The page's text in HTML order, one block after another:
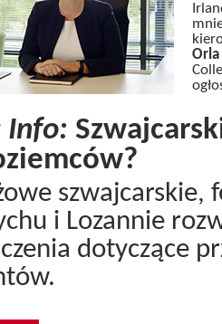
Orla
Info:
szwajcarskie,
i Lozannie
dotyczące